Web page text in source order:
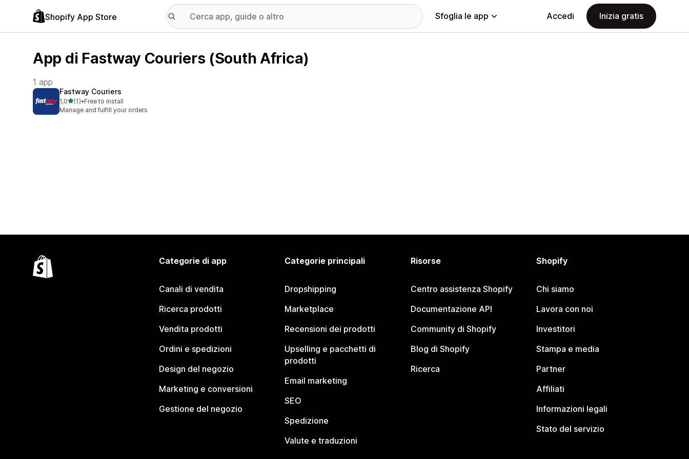
Shopify App Store Sfoglia le app Accedi Inizia gratis
App di Fastway Couriers (South Africa)
1 app
Fastway Couriers
1,0stelle su 5
(1)
1 recensioni totali
•Free to install
Manage and fulfill your orders
Categorie di app
Canali di vendita
Ricerca prodotti
Vendita prodotti
Ordini e spedizioni
Design del negozio
Marketing e conversioni
Gestione del negozio
Categorie principali
Dropshipping
Marketplace
Recensioni dei prodotti
Upselling e pacchetti di
prodotti
Email marketing
SEO
Spedizione
Valute e traduzioni
Risorse
Centro assistenza Shopify
Documentazione API
Community di Shopify
Blog di Shopify
Ricerca
Shopify
Chi siamo
Lavora con noi
Investitori
Stampa e media
Partner
Affiliati
Informazioni legali
Stato del servizio